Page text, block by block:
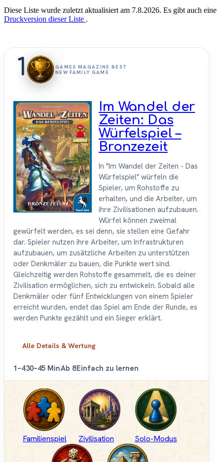
Diese Liste wurde zuletzt aktualisiert am 7.8.2026. Es gibt auch eine
Druckversion dieser Liste .
1
GAMES MAGAZINE BEST
NEW FAMILY GAME
Im Wandel der
Zeiten: Das
Würfelspiel –
Bronzezeit
In "Im Wandel der Zeiten - Das
Würfelspiel" würfeln die
Spieler, um Rohstoffe zu
erhalten, und die Arbeiter, um
ihre Zivilisationen aufzubauen.
Würfel können zweimal
gewürfelt werden, es sei denn, sie stellen eine Gefahr
dar. Spieler nutzen ihre Arbeiter, um Infrastrukturen
aufzubauen, um zusätzliche Arbeiten zu unterstützen
oder Denkmäler zu bauen, die Punkte wert sind.
Gleichzeitig werden Rohstoffe gesammelt, die es deiner
Zivilisation ermöglichen, sich zu entwickeln. Sobald alle
Denkmäler oder fünf Entwicklungen von einem Spieler
erreicht wurden, endet das Spiel am Ende der Runde, es
werden Punkte gezählt und ein Sieger erklärt.
Alle Details & Wertung
1–430–45 MinAb 8Einfach zu lernen
Familienspiel Zivilisation Solo-Modus